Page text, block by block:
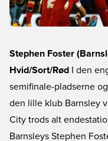
Stephen Foster
Hvid/Sort/Rød I den
semifinale-pladserne
den lille klub Barnsley
City trods alt
Barnsleys Stephen